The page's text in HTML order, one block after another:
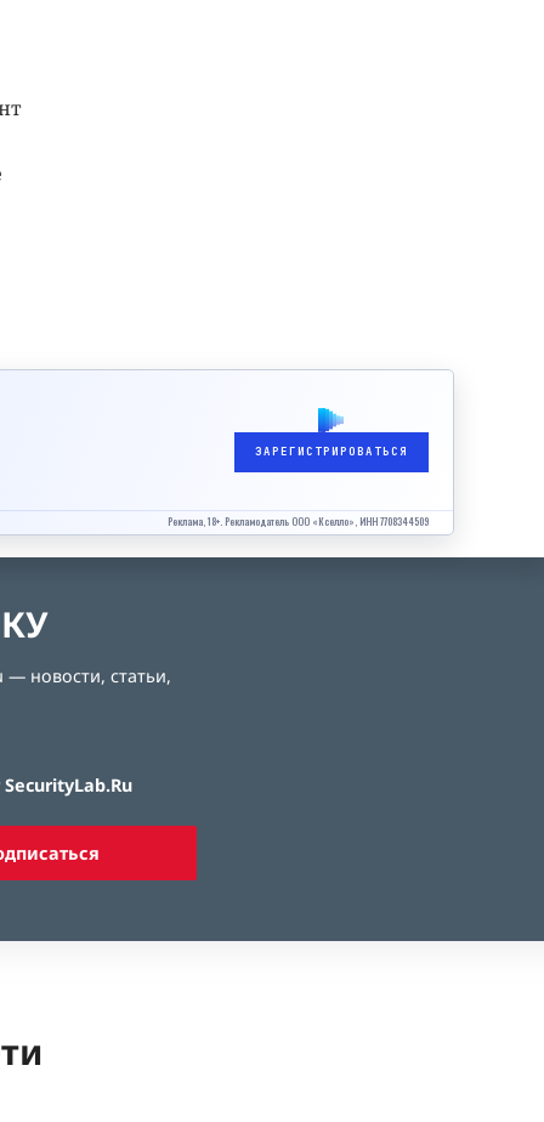
ЗАРЕГИСТРИРОВАТЬСЯ
Реклама, 18+. Рекламодатель ООО «Кселло», ИНН 7708344509
новости, статьи,